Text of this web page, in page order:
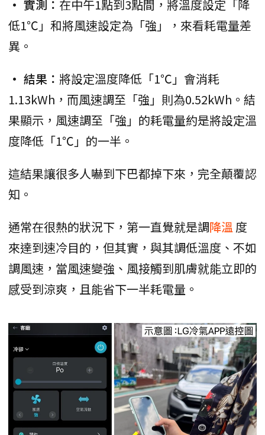
• 實測： 在中午1點到3點間，將溫度設定「降
低1℃」和將風速設定為「強」，來看耗電量差
異。
• 結果： 將設定溫度降低「1℃」會消耗
1.13kWh，而風速調至「強」則為0.52kWh。結
果顯示，風速調至「強」的耗電量約是將設定溫
度降低「1℃」的一半。
這結果讓很多人嚇到下巴都掉下來，完全顛覆認
知。
通常在很熱的狀況下，第一直覺就是調降溫度
來達到速冷目的，但其實，與其調低溫度、不如
調風速，當風速變強、風接觸到肌膚就能立即的
感受到涼爽，且能省下一半耗電量。